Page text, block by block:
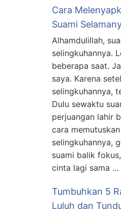
Cara
Suami
Alhamdulillah,
selingkuhannya.
beberapa saat.
saya. Karena
selingkuhannya,
Dulu sewaktu
perjuangan lahir
cara
selingkuhannya,
suami balik
cinta lagi sama …
Tumbuhkan 5
Luluh dan